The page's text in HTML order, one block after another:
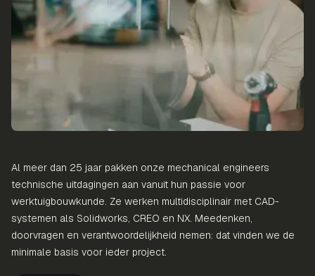
Al meer dan 25 jaar pakken onze mechanical engineers
technische uitdagingen aan vanuit hun passie voor
werktuigbouwkunde. Ze werken multidisciplinair met CAD-
systemen als Solidworks, CREO en NX. Meedenken,
doorvragen en verantwoordelijkheid nemen: dat vinden we de
minimale basis voor ieder project.